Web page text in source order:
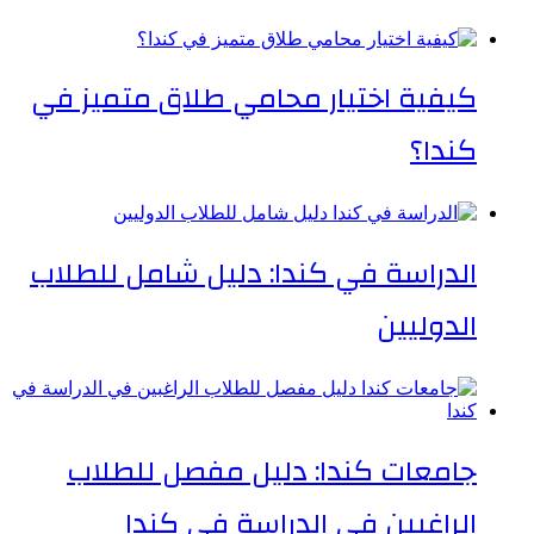
كيفية اختيار محامي طلاق متميز في
كندا؟
الدراسة في كندا: دليل شامل للطلاب
الدوليين
جامعات كندا: دليل مفصل للطلاب